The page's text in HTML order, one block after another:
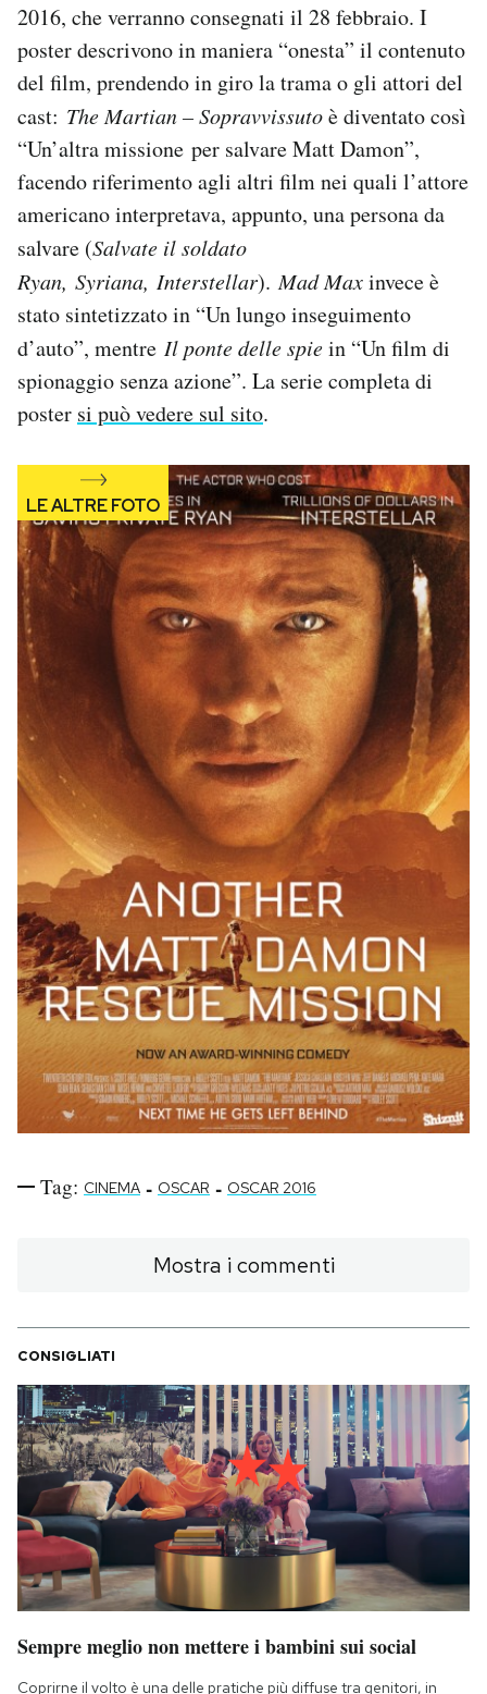
CALENDARIO
AREA PERSONALE
Area Personale
Newsletter
Notifiche mobile
Regala il Post
Hai bisogno di aiuto?
2016, che verranno consegnati il 28 febbraio. I
poster descrivono in maniera “onesta” il contenuto
del film, prendendo in giro la trama o gli attori del
cast: The Martian – Sopravvissutoè diventato così
“Un’altra missione per salvare Matt Damon”,
facendo riferimento agli altri film nei quali l’attore
americano interpretava, appunto, una persona da
salvare (Salvate il soldato
Ryan, Syriana, Interstellar).Mad Maxinvece è
stato sintetizzato in “Un lungo inseguimento
d’auto”, mentre Il ponte delle spiein “Un film di
spionaggio senza azione”. La serie completa di
poster si può vedere sul sito.
Tag: CINEMA - OSCAR - OSCAR 2016
Mostra i commenti
CONSIGLIATI
Sempre meglio non mettere i bambini sui social
Coprirne il volto è una delle pratiche più diffuse tra genitori, in